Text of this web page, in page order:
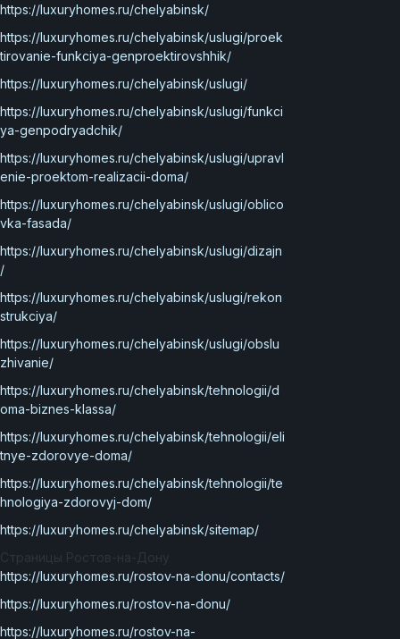
https://luxuryhomes.ru/chelyabinsk/
https://luxuryhomes.ru/chelyabinsk/uslugi/proek
tirovanie-funkciya-genproektirovshhik/
https://luxuryhomes.ru/chelyabinsk/uslugi/
https://luxuryhomes.ru/chelyabinsk/uslugi/funkci
ya-genpodryadchik/
https://luxuryhomes.ru/chelyabinsk/uslugi/upravl
enie-proektom-realizacii-doma/
https://luxuryhomes.ru/chelyabinsk/uslugi/oblico
vka-fasada/
https://luxuryhomes.ru/chelyabinsk/uslugi/dizajn
/
https://luxuryhomes.ru/chelyabinsk/uslugi/rekon
strukciya/
https://luxuryhomes.ru/chelyabinsk/uslugi/obslu
zhivanie/
https://luxuryhomes.ru/chelyabinsk/tehnologii/d
oma-biznes-klassa/
https://luxuryhomes.ru/chelyabinsk/tehnologii/eli
tnye-zdorovye-doma/
https://luxuryhomes.ru/chelyabinsk/tehnologii/te
hnologiya-zdorovyj-dom/
https://luxuryhomes.ru/chelyabinsk/sitemap/
Страницы Ростов-на-Дону
https://luxuryhomes.ru/rostov-na-donu/contacts/
https://luxuryhomes.ru/rostov-na-donu/
https://luxuryhomes.ru/rostov-na-